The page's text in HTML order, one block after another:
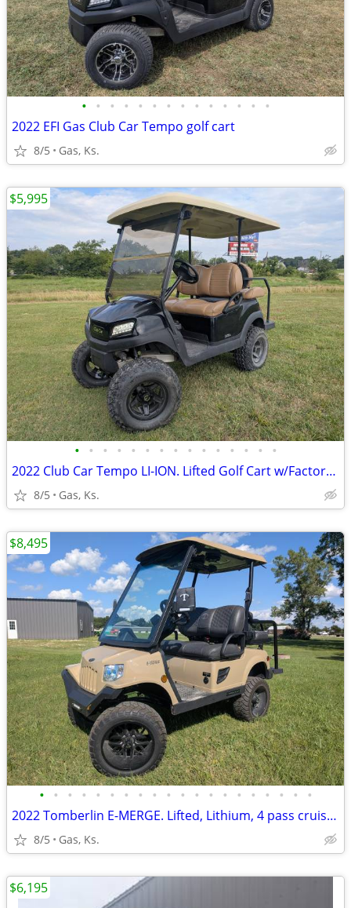
• • • • • • • • • • • • • •
2022 EFI Gas Club Car Tempo golf cart
8/5 Gas, Ks.
• • • • • • • • • • • • • • •
2022 Club Car Tempo LI-ION. Lifted Golf Cart w/Factory Lithium
8/5 Gas, Ks.
$5,995
• • • • • • • • • • • • • • • • • • • •
2022 Tomberlin E-MERGE. Lifted, Lithium, 4 pass cruising golf cart!
8/5 Gas, Ks.
$8,495
$6,195